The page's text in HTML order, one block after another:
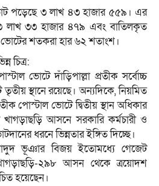
পড়েছে ৩ লাখ ৪৩ হাজার ৫৫৯। এর
লাখ ৩৩ হাজার ৪৭৯ এবং বাতিলকৃত
শতকরা হার ৬২ শতাংশ।
চিত্র:
ভোটে দাঁড়িপাল্লা প্রতীক সর্বোচ্চ
স্থানে রয়েছে। অন্যদিকে, নিয়মিত
পোস্টাল ভোটে দ্বিতীয় স্থান অধিকার
আসনে সরকারি কর্মচারী ও
ধরনে ভিন্নতার ইঙ্গিত দিচ্ছে।
ভূঞার বিজয় ইতোমধ্যে গেজেট
২৯৮ আসন থেকে ত্রয়োদশ
হয়েছেন।